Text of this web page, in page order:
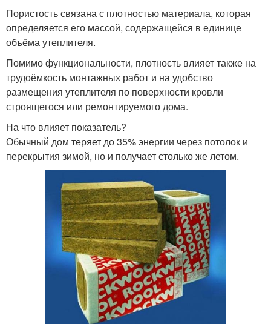
Пористость связана с плотностью материала, которая
определяется его массой, содержащейся в единице
объёма утеплителя.
Помимо функциональности, плотность влияет также на
трудоёмкость монтажных работ и на удобство
размещения утеплителя по поверхности кровли
строящегося или ремонтируемого дома.
На что влияет показатель?
Обычный дом теряет до 35% энергии через потолок и
перекрытия зимой, но и получает столько же летом.